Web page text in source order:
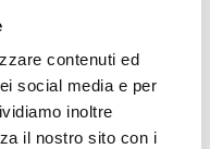
contenuti ed
social media e per
inoltre
il nostro sito con i